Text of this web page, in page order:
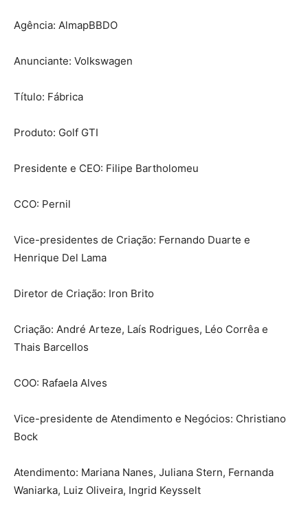
Agência: AlmapBBDO
Anunciante: Volkswagen
Título: Fábrica
Produto: Golf GTI
Presidente e CEO: Filipe Bartholomeu
CCO: Pernil
Vice-presidentes de Criação: Fernando Duarte e
Henrique Del Lama
Diretor de Criação: Iron Brito
Criação: André Arteze, Laís Rodrigues, Léo Corrêa e
Thais Barcellos
COO: Rafaela Alves
Vice-presidente de Atendimento e Negócios: Christiano
Bock
Atendimento: Mariana Nanes, Juliana Stern, Fernanda
Waniarka, Luiz Oliveira, Ingrid Keysselt